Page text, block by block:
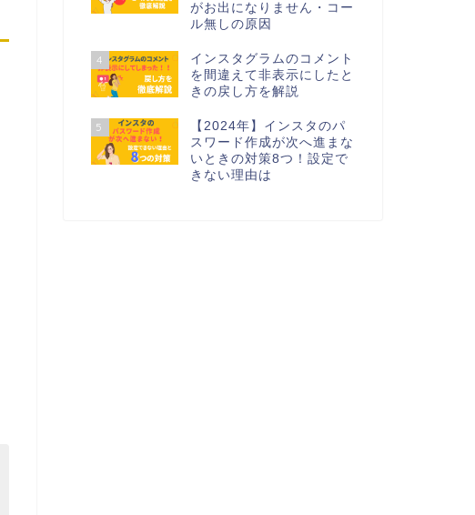
がお出になりません・コー
ル無しの原因
4
インスタグラムのコメント
を間違えて非表示にしたと
きの戻し方を解説
5
【2024年】インスタのパ
スワード作成が次へ進まな
いときの対策8つ！設定で
きない理由は